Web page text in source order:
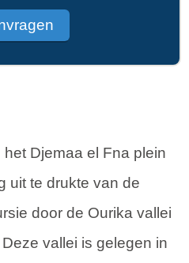
Djemaa el Fna plein
uit te drukte van de
door de Ourika vallei
vallei is gelegen in